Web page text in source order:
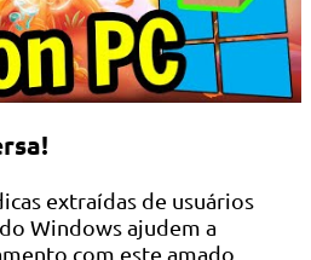
extraídas de usuários
Windows ajudem a
com este amado